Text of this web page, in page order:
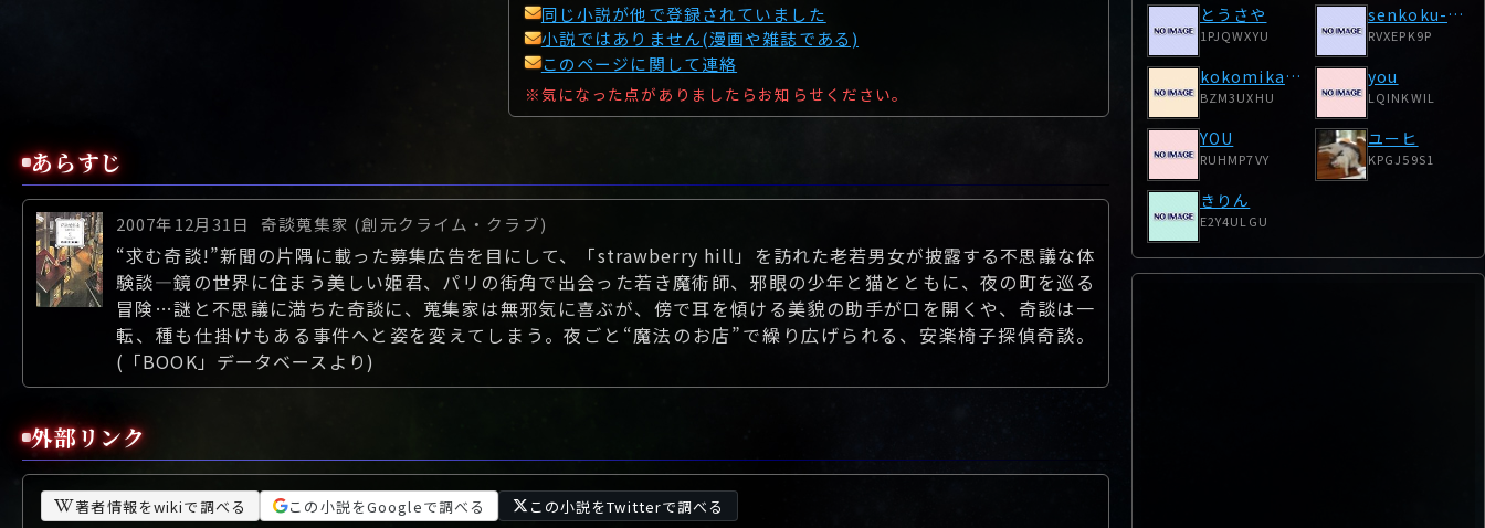
同じ小説が他で登録されていました
小説ではありません(漫画や雑誌である)
このページに関して連絡
※気になった点がありましたらお知らせください。
あらすじ
2007年12月31日 奇談蒐集家 (創元クライム・クラブ)
“求む奇談!”新聞の片隅に載った募集広告を目にして、「strawberry hill」を訪れた老若男女が披露する不思議な体
験談―鏡の世界に住まう美しい姫君、パリの街角で出会った若き魔術師、邪眼の少年と猫とともに、夜の町を巡る
冒険…謎と不思議に満ちた奇談に、蒐集家は無邪気に喜ぶが、傍で耳を傾ける美貌の助手が口を開くや、奇談は一
転、種も仕掛けもある事件へと姿を変えてしまう。夜ごと“魔法のお店”で繰り広げられる、安楽椅子探偵奇談。
(「BOOK」データベースより)
外部リンク
著者情報をwikiで調べる この小説をGoogleで調べる この小説をTwitterで調べる
とうさや
1PJQWXYU
senkoku-demon
RVXEPK9P
kokomikanon
BZM3UXHU
you
LQINKWIL
YOU
RUHMP7VY
ユーヒ
KPGJ59S1
きりん
E2Y4ULGU